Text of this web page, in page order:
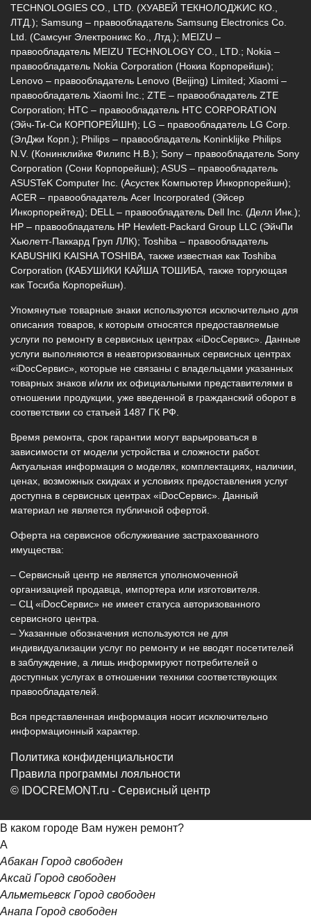
TECHNOLOGIES CO., LTD. (ХУАВЕЙ ТЕКНОЛОДЖИС КО.,
ЛТД.); Samsung – правообладатель Samsung Electronics Co.
Ltd. (Самсунг Электроникс Ко., Лтд.); MEIZU –
правообладатель MEIZU TECHNOLOGY CO., LTD.; Nokia –
правообладатель Nokia Corporation (Нокиа Корпорейшн);
Lenovo – правообладатель Lenovo (Beijing) Limited; Xiaomi –
правообладатель Xiaomi Inc.; ZTE – правообладатель ZTE
Corporation; HTC – правообладатель HTC CORPORATION
(Эйч-Ти-Си КОРПОРЕЙШН); LG – правообладатель LG Corp.
(ЭлДжи Корп.); Philips – правообладатель Koninklijke Philips
N.V. (Конинклийке Филипс Н.В.); Sony – правообладатель Sony
Corporation (Сони Корпорейшн); ASUS – правообладатель
ASUSTeK Computer Inc. (Асустек Компьютер Инкорпорейшн);
ACER – правообладатель Acer Incorporated (Эйсер
Инкорпорейтед); DELL – правообладатель Dell Inc. (Делл Инк.);
HP – правообладатель HP Hewlett-Packard Group LLC (ЭйчПи
Хьюлетт-Паккард Груп ЛЛК); Toshiba – правообладатель
KABUSHIKI KAISHA TOSHIBA, также известная как Toshiba
Corporation (КАБУШИКИ КАЙША ТОШИБА, также торгующая
как Тосиба Корпорейшн).
Упомянутые товарные знаки используются исключительно для
описания товаров, к которым относятся предоставляемые
услуги по ремонту в сервисных центрах «iDocСервис». Данные
услуги выполняются в неавторизованных сервисных центрах
«iDocСервис», которые не связаны с владельцами указанных
товарных знаков и/или их официальными представителями в
отношении продукции, уже введенной в гражданский оборот в
соответствии со статьей 1487 ГК РФ.
Время ремонта, срок гарантии могут варьироваться в
зависимости от модели устройства и сложности работ.
Актуальная информация о моделях, комплектациях, наличии,
ценах, возможных скидках и условиях предоставления услуг
доступна в сервисных центрах «iDocСервис». Данный
материал не является публичной офертой.
Оферта на сервисное обслуживание застрахованного
имущества:
– Сервисный центр не является уполномоченной
организацией продавца, импортера или изготовителя.
– СЦ «iDocСервис» не имеет статуса авторизованного
сервисного центра.
– Указанные обозначения используются не для
индивидуализации услуг по ремонту и не вводят посетителей
в заблуждение, а лишь информируют потребителей о
доступных услугах в отношении техники соответствующих
правообладателей.
Вся представленная информация носит исключительно
информационный характер.
Политика конфиденциальности
Правила программы лояльности
© IDOCREMONT.ru - Сервисный центр
В каком городе Вам нужен ремонт?
А
Абакан Город свободен
Аксай Город свободен
Альметьевск Город свободен
Анапа Город свободен